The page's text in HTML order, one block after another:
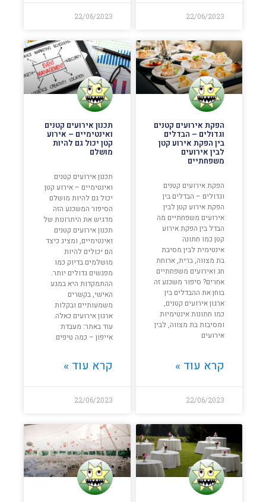
22/06/2023
22/06/2023
הפקת אירועים קטנים
וגדולים – הבדלים
בין הפקת אירוע קטן
לבין אירועים
משפחתיים
הפקת אירועים קטנים
וגדולים – הבדלים בין
הפקת אירוע קטן לבין
אירועים משפחתיים מה
הבדל בין הפקת אירוע
קטן כמו חתונה
אינטימית לבין מסיבת
בת מצווה, ברית, ארוחת
חג ואירועים משפחתיים
אחרים? סיפור משכנע זה
בוחן את ההבדלים בין
ארגון אירועים קטנים,
כמו חתונות אינטימיות
ומסיבות בת מצווה, לבין
אירועים
קרא עוד »
22/06/2023
תכנון אירועים קטנים
ואינטימיים – אירוע
קטן יכול גם להיות
מושלם
תכנון אירועים קטנים
ואינטימיים – אירוע קטן
יכול גם להיות מושלם
הסיפור המשכנע הזה
מדגיש את היתרונות של
תכנון אירועים קטנים
ואינטימיים, ומציג כיצד
הם יכולים להיות
מושלמים בדיוק כמו
מפגשים גדולים יותר.
ההתמקדות היא במגע
האישי, בקשרים
משמעותיים ובקלות
ארגון אירועים כאלה.
עוד באתר: מעבדת
אייפון – כמה טיפים
קרא עוד »
22/06/2023